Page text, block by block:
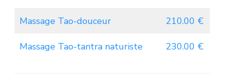
Massage Tao-douceur 210.00 €
Massage Tao-tantra naturiste 230.00 €